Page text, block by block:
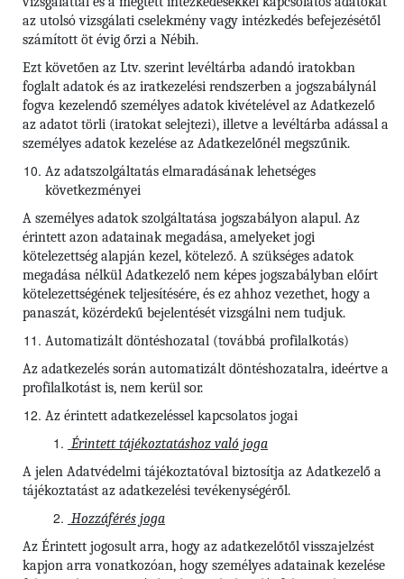
az utolsó vizsgálati cselekmény vagy intézkedés befejezésétől
számított öt évig őrzi a Nébih.
Ezt követően az Ltv. szerint levéltárba adandó iratokban
foglalt adatok és az iratkezelési rendszerben a jogszabálynál
fogva kezelendő személyes adatok kivételével az Adatkezelő
az adatot törli (iratokat selejtezi), illetve a levéltárba adással a
személyes adatok kezelése az Adatkezelőnél megszűnik.
Az adatszolgáltatás elmaradásának lehetséges
következményei
A személyes adatok szolgáltatása jogszabályon alapul. Az
érintett azon adatainak megadása, amelyeket jogi
kötelezettség alapján kezel, kötelező. A szükséges adatok
megadása nélkül Adatkezelő nem képes jogszabályban előírt
kötelezettségének teljesítésére, és ez ahhoz vezethet, hogy a
panaszát, közérdekű bejelentését vizsgálni nem tudjuk.
Automatizált döntéshozatal (továbbá profilalkotás)
Az adatkezelés során automatizált döntéshozatalra, ideértve a
profilalkotást is, nem kerül sor.
Az érintett adatkezeléssel kapcsolatos jogai
Érintett tájékoztatáshoz való joga
A jelen Adatvédelmi tájékoztatóval biztosítja az Adatkezelő a
tájékoztatást az adatkezelési tevékenységéről.
Hozzáférés joga
Az Érintett jogosult arra, hogy az adatkezelőtől visszajelzést
kapjon arra vonatkozóan, hogy személyes adatainak kezelése